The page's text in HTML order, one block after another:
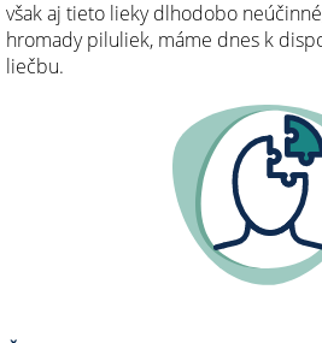
však aj tieto lieky dlhodobo
hromady piluliek, máme dnes k
liečbu.